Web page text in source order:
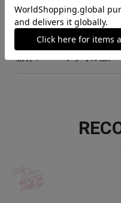
原産国：
日本(生産の
います。)